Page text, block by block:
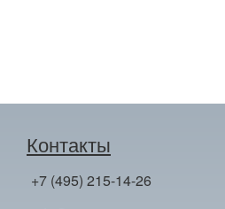
Контакты
+7 (495) 215-14-26